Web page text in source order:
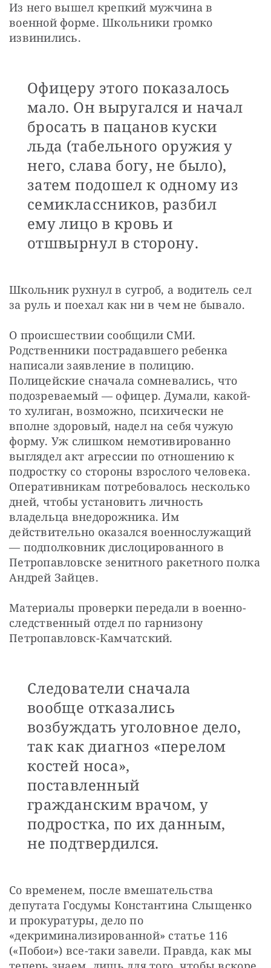
Из него вышел крепкий мужчина в
военной форме. Школьники громко
извинились.
Офицеру этого показалось
мало. Он выругался и начал
бросать в пацанов куски
льда (табельного оружия у
него, слава богу, не было),
затем подошел к одному из
семиклассников, разбил
ему лицо в кровь и
отшвырнул в сторону.
Школьник рухнул в сугроб, а водитель сел
за руль и поехал как ни в чем не бывало.
О происшествии сообщили СМИ.
Родственники пострадавшего ребенка
написали заявление в полицию.
Полицейские сначала сомневались, что
подозреваемый — офицер. Думали, какой-
то хулиган, возможно, психически не
вполне здоровый, надел на себя чужую
форму. Уж слишком немотивированно
выглядел акт агрессии по отношению к
подростку со стороны взрослого человека.
Оперативникам потребовалось несколько
дней, чтобы установить личность
владельца внедорожника. Им
действительно оказался военнослужащий
— подполковник дислоцированного в
Петропавловске зенитного ракетного полка
Андрей Зайцев.
Материалы проверки передали в военно-
следственный отдел по гарнизону
Петропавловск-Камчатский.
Следователи сначала
вообще отказались
возбуждать уголовное дело,
так как диагноз «перелом
костей носа»,
поставленный
гражданским врачом, у
подростка, по их данным,
не подтвердился.
Со временем, после вмешательства
депутата Госдумы Константина Слыщенко
и прокуратуры, дело по
«декриминализированной» статье 116
(«Побои») все-таки завели. Правда, как мы